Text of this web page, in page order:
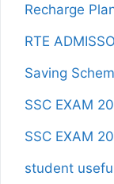
Recharge
RTE
Saving
SSC EXAM
SSC EXAM
student